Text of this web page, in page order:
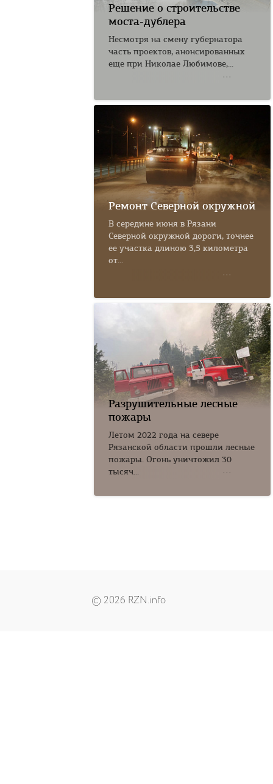
Решение о строительстве
моста-дублера
Несмотря на смену губернатора
часть проектов, анонсированных
еще при Николае Любимове,...
Ремонт Северной окружной
В середине июня в Рязани
Северной окружной дороги, точнее
ее участка длиною 3,5 километра
от...
Разрушительные лесные
пожары
Летом 2022 года на севере
Рязанской области прошли лесные
пожары. Огонь уничтожил 30
тысяч...
© 2026 RZN.info